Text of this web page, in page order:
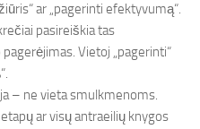
ar „pagerinti efektyvumą“.
pasireiškia tas
Vietoj „pagerinti“
– ne vieta smulkmenoms.
ar visų antraeilių knygos